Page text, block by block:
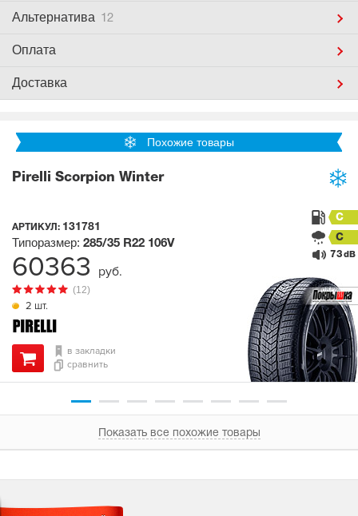
Альтернатива 12
Оплата
Доставка
Похожие товары
Pirelli Scorpion Winter
АРТИКУЛ: 131781
2 шт.
(12)
Типоразмер: 285/35 R22 106V
C
C
73 dB
в закладки
сравнить
60363 руб.
Показать все похожие товары